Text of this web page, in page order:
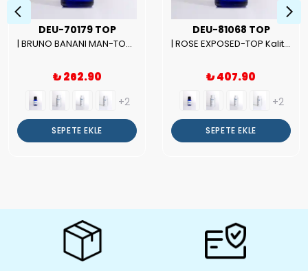
DEU-70179 TOP
| BRUNO BANANI MAN-TOP Kalite Erkek Parfüm Esansı.|
₺ 262.90
+2
SEPETE EKLE
DEU-81068 TOP
| ROSE EXPOSED-TOP Kalite Unısex Parfüm Esansı.|
₺ 407.90
+2
SEPETE EKLE